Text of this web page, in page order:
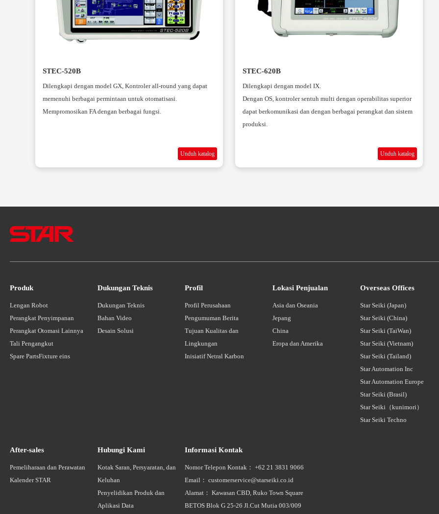
STEC-520B
Dilengkapi dengan model GX, Kontroler all-round yang dapat
memenuhi berbagai permintaan untuk otomatisasi.
Mempromosikan FA dengan berbagai fungsi.
Unduh katalog
STEC-620B
Dilengkapi dengan model IX.
Dengan OS, kontroler sentuh multi dengan operabilitas superior
dapat berkomunikasi dan dengan berbagai perangkat dan sistem
produksi.
Unduh katalog
Produk
Lengan Robot
Perangkat Penyimpanan
Perangkat Otomasi Lainnya
Tali Pengangkut
Spare PartsFixture eins
Dukungan Teknis
Dukungan Teknis
Bahan Video
Desain Solusi
Profil
Profil Perusahaan
Pengumuman Berita
Tujuan Kualitas dan
Lingkungan
Inisiatif Netral Karbon
Lokasi Penjualan
Asia dan Oseania
Jepang
China
Eropa dan Amerika
Overseas Offices
Star Seiki (Japan)
Star Seiki (China)
Star Seiki (TaiWan)
Star Seiki (Vietnam)
Star Seiki (Tailand)
Star Automation Inc
Star Automation Europe
Star Seiki (Brasil)
Star Seiki（kunimori）
Star Seiki Techno
After-sales
Pemeliharaan dan Perawatan
Kalender STAR
Hubungi Kami
Kotak Saran, Persyaratan, dan
Keluhan
Penyelidikan Produk dan
Aplikasi Data
Informasi Kontak
Nomor Telepon Kontak： +62 21 3831 9066
Email： customerservice@starseiki.co.id
Alamat： Kawasan CBD, Ruko Town Square
BETOS Blok G 25-26 Jl.Cut Mutia 003/009